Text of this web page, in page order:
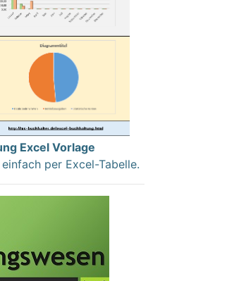
Excel Vorlage
per Excel-Tabelle.